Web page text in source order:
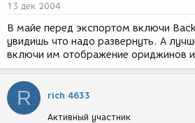
13 дек 2004
В майе перед экспортом включи
увидишь что надо развернуть. А
включи им отображение ориджинов
R rich 4633
Активный участник